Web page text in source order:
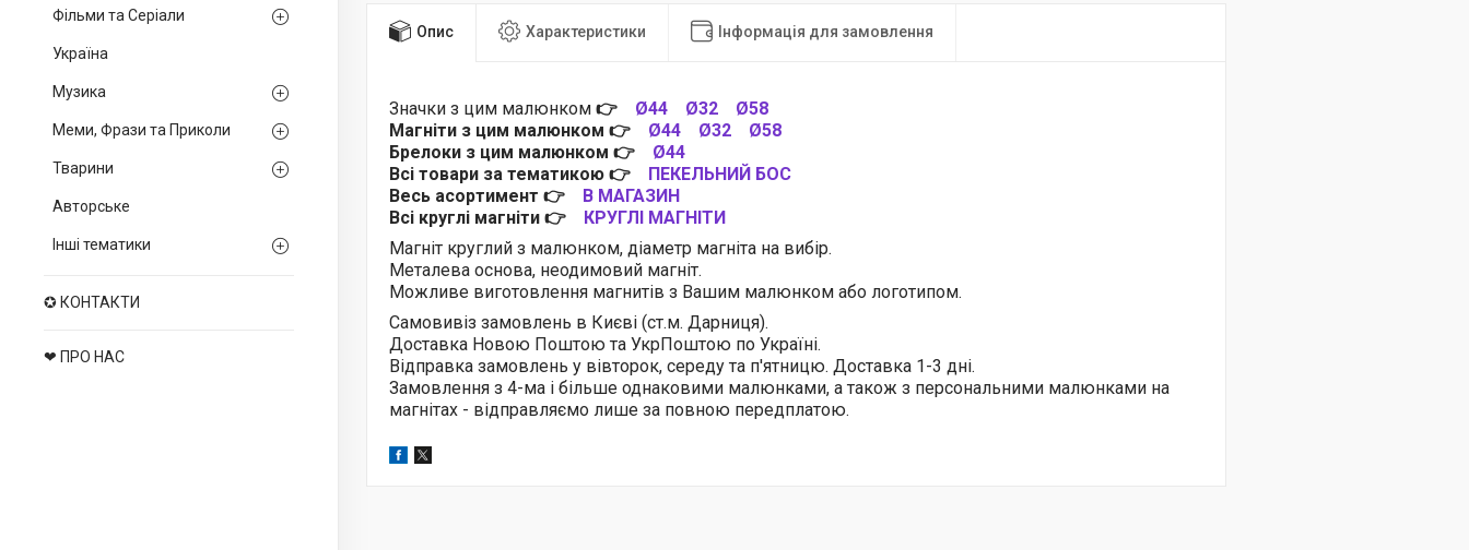
Фільми та Серіали
Україна
Музика
Меми, Фрази та Приколи
Тварини
Авторське
Інші тематики
✪ КОНТАКТИ
❤ ПРО НАС
Опис Характеристики Інформація для замовлення
Значки з цим малюнком 👉 Ø44 Ø32
Ø58
Магніти з цим малюнком 👉 Ø44 Ø32
Ø58
Брелоки з цим малюнком 👉 Ø44
Всі товари за тематикою 👉
ПЕКЕЛЬНИЙ БОС
Весь асортимент 👉
В МАГАЗИН
Всі круглі магніти 👉
КРУГЛІ МАГНІТИ
Магніт круглий з малюнком, діаметр магніта на вибір.
Металева основа, неодимовий магніт.
Можливе виготовлення магнитів з Вашим малюнком або логотипом.
Самовивіз замовлень в Києві (ст.м. Дарниця).
Доставка Новою Поштою та УкрПоштою по Україні.
Відправка замовлень у вівторок, середу та п'ятницю. Доставка 1-3 дні.
Замовлення з 4-ма і більше однаковими малюнками, а також з персональними малюнками на
магнітах - відправляємо лише за повною передплатою.